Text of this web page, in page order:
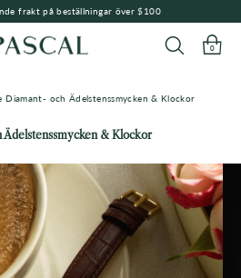
frakt på beställningar över $100
0
Diamant- och Ädelstenssmycken & Klockor
& Klockor